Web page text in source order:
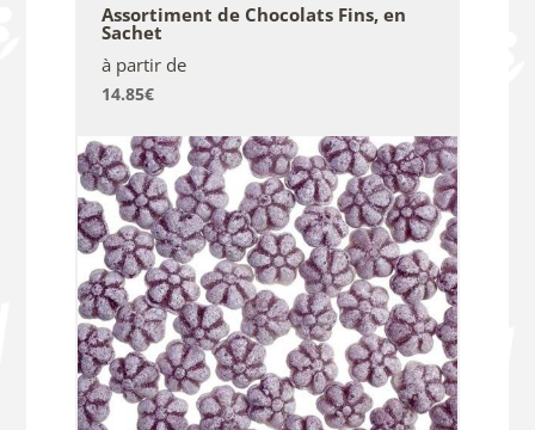
Assortiment de Chocolats Fins, en
Sachet
à partir de
14.85€